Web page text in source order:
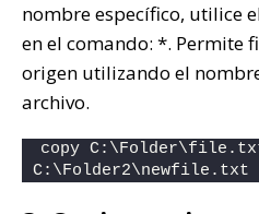
nombre específico, utilice
en el comando: *. Permite
origen utilizando el
archivo.
copy
C:\Folder2\newfile.txt